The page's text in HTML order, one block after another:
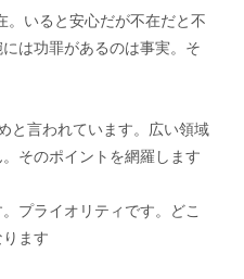
いると安心だが不在だと不
は功罪があるのは事実。そ
と言われています。広い領域
そのポイントを網羅します
プライオリティです。どこ
ます